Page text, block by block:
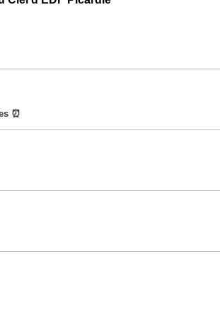
permettent ainsi de réduire sa facture